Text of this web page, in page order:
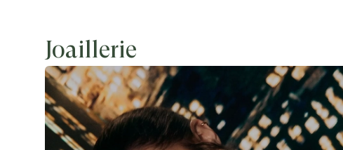
Joaillerie